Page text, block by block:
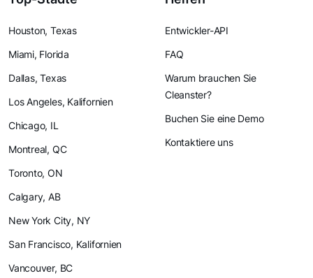
Houston, Texas
Miami, Florida
Dallas, Texas
Los Angeles, Kalifornien
Chicago, IL
Montreal, QC
Toronto, ON
Calgary, AB
New York City, NY
San Francisco, Kalifornien
Vancouver, BC
Entwickler-API
FAQ
Warum brauchen Sie
Cleanster?
Buchen Sie eine Demo
Kontaktiere uns